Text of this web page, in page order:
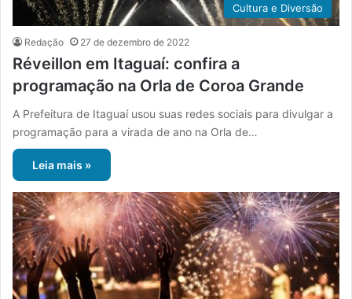
Cultura e Diversão
Redação 27 de dezembro de 2022
Réveillon em Itaguaí: confira a
programação na Orla de Coroa Grande
A Prefeitura de Itaguaí usou suas redes sociais para divulgar a
programação para a virada de ano na Orla de…
Leia mais »